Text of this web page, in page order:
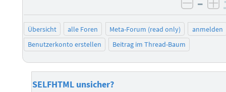
–
Übersicht alle Foren Meta-Forum (read only)
anmelden
Benutzerkonto erstellen
Beitrag im Thread-Baum
SELFHTML unsicher?